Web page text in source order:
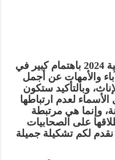
تحظى أسماء بنات إسلامية 2024 باهتمام كبير في
والأمهات عن أجمل
وبالتأكيد ستكون
لعدم ارتباطها
وإنما هي مرتبطة
على الصحابيات
لكم تشكيلة جميلة